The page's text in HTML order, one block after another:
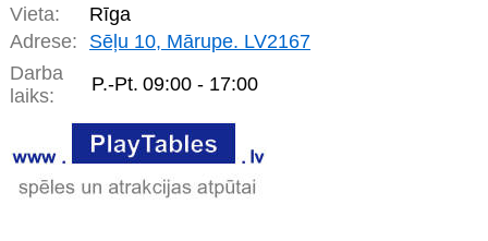
Vieta:
Rīga
Adrese:
Sēļu 10, Mārupe. LV2167
Darba
laiks:
P.-Pt. 09:00 - 17:00